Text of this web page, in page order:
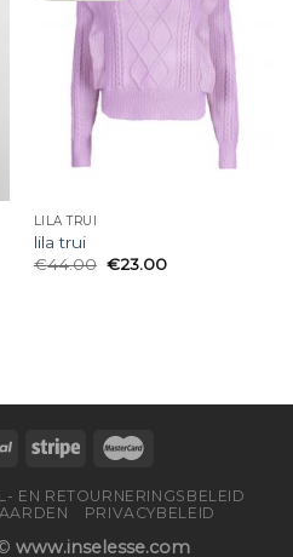
LILA TRUI
lila trui
€44.00 €23.00
EN RETOURNERINGSBELEID
PRIVACYBELEID
www.inselesse.com